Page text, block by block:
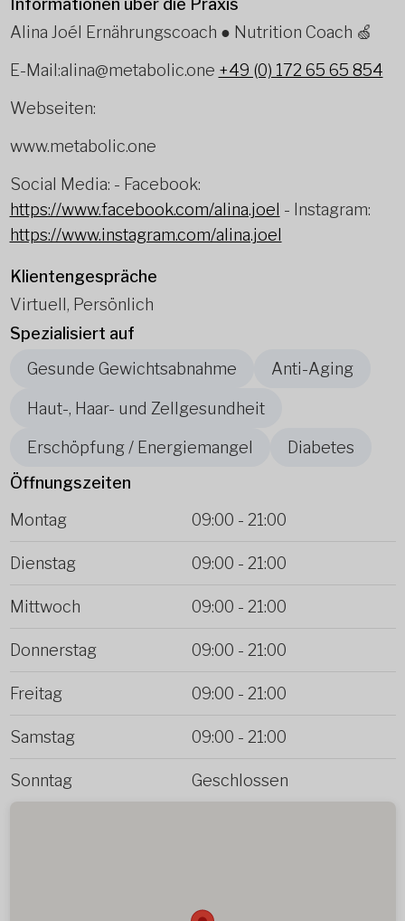
Informationen über die Praxis
Alina Joél Ernährungscoach ● Nutrition Coach 🍏
E-Mail:alina@metabolic.one +49 (0) 172 65 65 854
Webseiten:
www.metabolic.one
Social Media: - Facebook:
https://www.facebook.com/alina.joel - Instagram:
https://www.instagram.com/alina.joel
Klientengespräche
Virtuell, Persönlich
Spezialisiert auf
Gesunde Gewichtsabnahme
Anti-Aging
Haut-, Haar- und Zellgesundheit
Erschöpfung / Energiemangel
Diabetes
Öffnungszeiten
Montag
09:00 - 21:00
Dienstag 09:00 - 21:00
Mittwoch 09:00 - 21:00
Donnerstag 09:00 - 21:00
Freitag 09:00 - 21:00
Samstag 09:00 - 21:00
Sonntag Geschlossen